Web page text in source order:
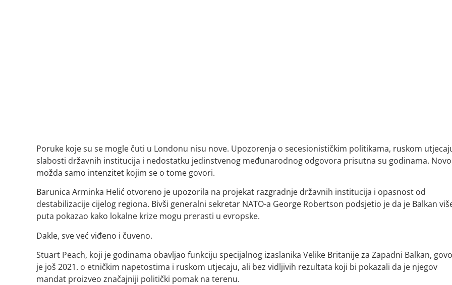
Poruke koje su se mogle čuti u Londonu nisu nove. Upozorenja o secesionističkim politikama, ruskom
slabosti državnih institucija i nedostatku jedinstvenog međunarodnog odgovora prisutna su godinama.
možda samo intenzitet kojim se o tome govori.
Barunica Arminka Helić otvoreno je upozorila na projekat razgradnje državnih institucija i opasnost od
destabilizacije cijelog regiona. Bivši generalni sekretar NATO-a George Robertson podsjetio je da je Balkan
puta pokazao kako lokalne krize mogu prerasti u evropske.
Dakle, sve već viđeno i čuveno.
Stuart Peach, koji je godinama obavljao funkciju specijalnog izaslanika Velike Britanije za Zapadni Balkan,
je još 2021. o etničkim napetostima i ruskom utjecaju, ali bez vidljivih rezultata koji bi pokazali da je njegov
mandat proizveo značajniji politički pomak na terenu.